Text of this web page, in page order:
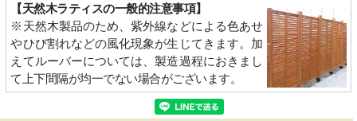
【天然木ラティスの一般的注意事項】
※天然木製品のため、紫外線などによる色あせ
やひび割れなどの風化現象が生じてきます。加
えてルーバーについては、製造過程におきまし
て上下間隔が均一でない場合がございます。